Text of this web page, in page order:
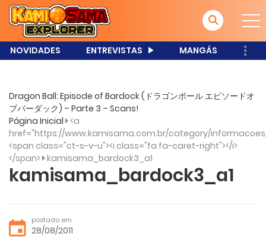
NOVIDADES ENTREVISTAS MANGÁS
Dragon Ball: Episode of Bardock (ドラゴンボール エピソードオ
ブバーダック) – Parte 3 – Scans!
Página Inicial <a
href="https://www.kamisama.com.br/category/informacoes/
<span class="ct-s-v-u"><i class="fa fa-caret-right"></i>
</span> kamisama_bardock3_a1
kamisama_bardock3_a1
postado em
28/08/2011